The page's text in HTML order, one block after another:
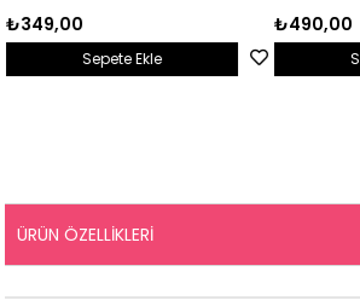
₺349,00
Sepete Ekle
₺490,00
ÜRÜN ÖZELLIKLERI